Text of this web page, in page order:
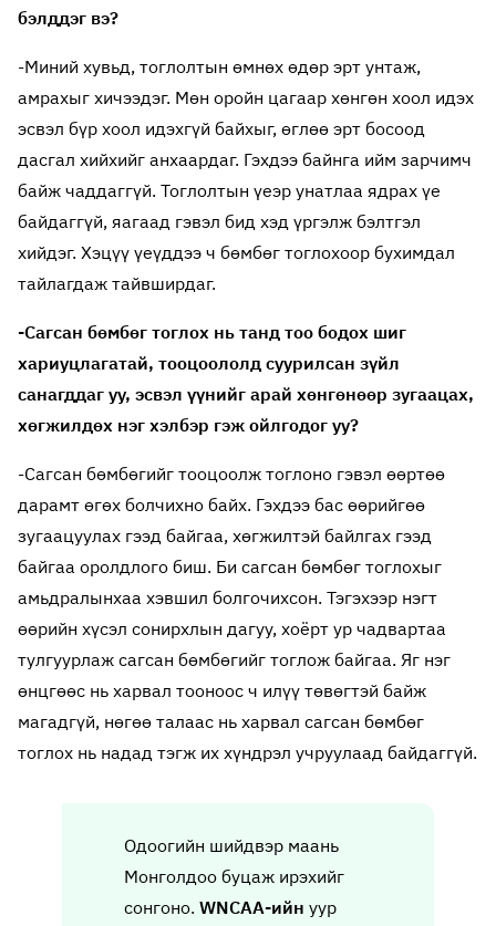
бэлддэг вэ?
-Миний хувьд, тоглолтын өмнөх өдөр эрт унтаж,
амрахыг хичээдэг. Мөн оройн цагаар хөнгөн хоол идэх
эсвэл бүр хоол идэхгүй байхыг, өглөө эрт босоод
дасгал хийхийг анхаардаг. Гэхдээ байнга ийм зарчимч
байж чаддаггүй. Тоглолтын үеэр унатлаа ядрах үе
байдаггүй, яагаад гэвэл бид хэд үргэлж бэлтгэл
хийдэг. Хэцүү үеүддээ ч бөмбөг тоглохоор бухимдал
тайлагдаж тайвширдаг.
-Сагсан бөмбөг тоглох нь танд тоо бодох шиг
хариуцлагатай, тооцоололд суурилсан зүйл
санагддаг уу, эсвэл үүнийг арай хөнгөнөөр зугаацах,
хөгжилдөх нэг хэлбэр гэж ойлгодог уу?
-Сагсан бөмбөгийг тооцоолж тоглоно гэвэл өөртөө
дарамт өгөх болчихно байх. Гэхдээ бас өөрийгөө
зугаацуулах гээд байгаа, хөгжилтэй байлгах гээд
байгаа оролдлого биш. Би сагсан бөмбөг тоглохыг
амьдралынхаа хэвшил болгочихсон. Тэгэхээр нэгт
өөрийн хүсэл сонирхлын дагуу, хоёрт ур чадвартаа
тулгуурлаж сагсан бөмбөгийг тоглож байгаа. Яг нэг
өнцгөөс нь харвал тооноос ч илүү төвөгтэй байж
магадгүй, нөгөө талаас нь харвал сагсан бөмбөг
тоглох нь надад тэгж их хүндрэл учруулаад байдаггүй.
Одоогийн шийдвэр маань
Монголдоо буцаж ирэхийг
сонгоно. WNCAA-ийн уур